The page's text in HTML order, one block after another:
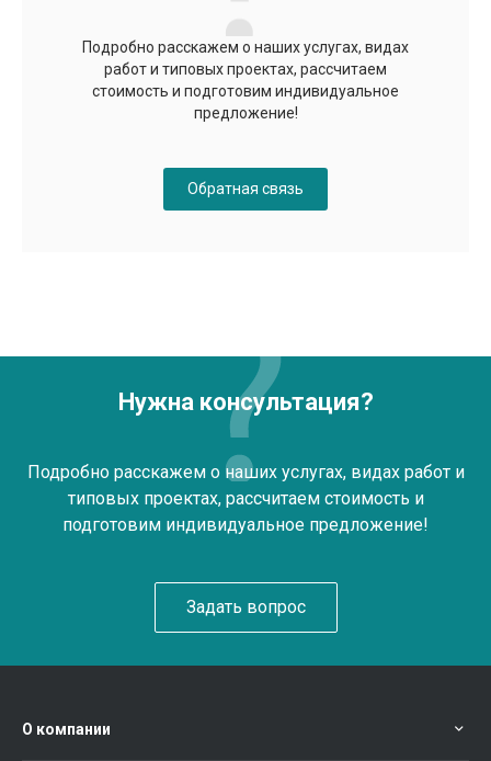
Подробно расскажем о наших услугах, видах
работ и типовых проектах, рассчитаем
стоимость и подготовим индивидуальное
предложение!
Обратная связь
Нужна консультация?
Подробно расскажем о наших услугах, видах работ и
типовых проектах, рассчитаем стоимость и
подготовим индивидуальное предложение!
Задать вопрос
О компании